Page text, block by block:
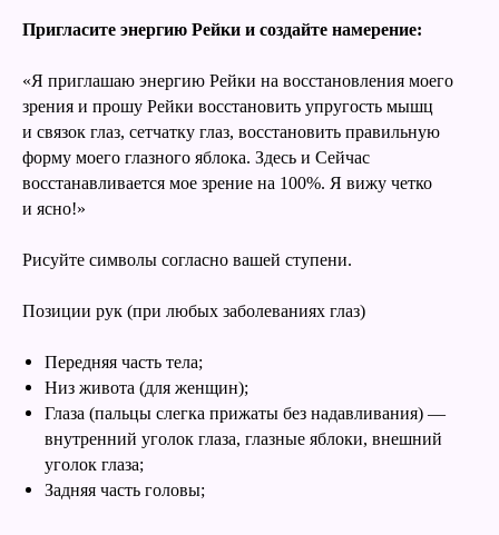
Пригласите энергию Рейки и создайте намерение:
«Я приглашаю энергию Рейки на восстановления моего
зрения и прошу Рейки восстановить упругость мышц
и связок глаз, сетчатку глаз, восстановить правильную
форму моего глазного яблока. Здесь и Сейчас
восстанавливается мое зрение на 100%. Я вижу четко
и ясно!»
Рисуйте символы согласно вашей ступени.
Позиции рук (при любых заболеваниях глаз)
Передняя часть тела;
Низ живота (для женщин);
Глаза (пальцы слегка прижаты без надавливания) —
внутренний уголок глаза, глазные яблоки, внешний
уголок глаза;
Задняя часть головы;